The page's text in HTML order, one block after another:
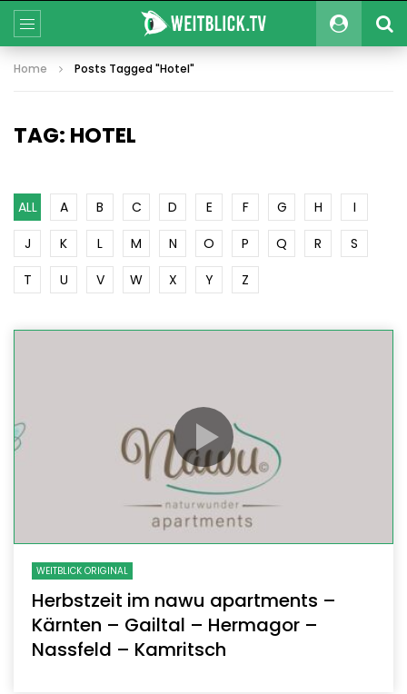
Home Posts Tagged "Hotel"
TAG: HOTEL
ALL A B C D E F G H
I
J
K L M N O P Q R
S
T
U V W X Y Z
WEITBLICK ORIGINAL
Herbstzeit im nawu apartments –
Kärnten – Gailtal – Hermagor –
Nassfeld – Kamritsch